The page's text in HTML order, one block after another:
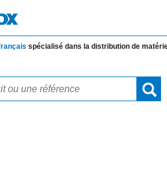
spécialisé dans la distribution dematériels